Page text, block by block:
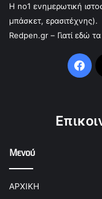
Η no1 ενημερωτική
μπάσκετ, ερασιτέχνης).
Redpen.gr – Γιατί εδώ
Μενού
ΑΡΧΙΚΗ